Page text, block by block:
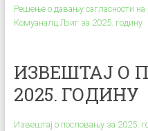
Решење о давању сагласности
Комуаналц Љиг за 2025. годину
ИЗВЕШТАЈ О
2025. ГОДИНУ
Извештај о пословању за 2025.